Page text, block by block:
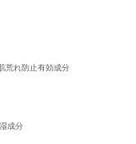
荒れ防止有効成分
成分